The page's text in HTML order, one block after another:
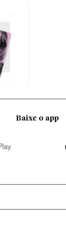
Baixe o app